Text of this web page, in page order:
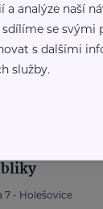
7 - Holešovice
analýze naší
se svými
s dalšími
služby.